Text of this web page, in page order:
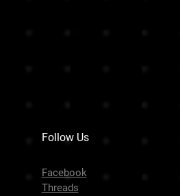
Follow Us
Facebook
Threads